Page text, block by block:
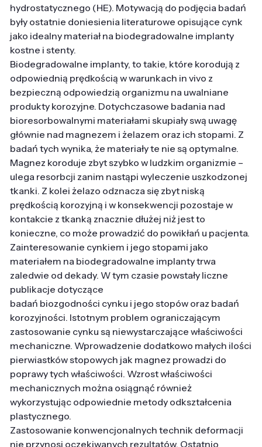
hydrostatycznego (HE). Motywacją do podjęcia badań
były ostatnie doniesienia literaturowe opisujące cynk
jako idealny materiał na biodegradowalne implanty
kostne i stenty.
Biodegradowalne implanty, to takie, które korodują z
odpowiednią prędkością w warunkach in vivo z
bezpieczną odpowiedzią organizmu na uwalniane
produkty korozyjne. Dotychczasowe badania nad
bioresorbowalnymi materiałami skupiały swą uwagę
głównie nad magnezem i żelazem oraz ich stopami. Z
badań tych wynika, że materiały te nie są optymalne.
Magnez koroduje zbyt szybko w ludzkim organizmie –
ulega resorbcji zanim nastąpi wyleczenie uszkodzonej
tkanki. Z kolei żelazo odznacza się zbyt niską
prędkością korozyjną i w konsekwencji pozostaje w
kontakcie z tkanką znacznie dłużej niż jest to
konieczne, co może prowadzić do powikłań u pacjenta.
Zainteresowanie cynkiem i jego stopami jako
materiałem na biodegradowalne implanty trwa
zaledwie od dekady. W tym czasie powstały liczne
publikacje dotyczące
badań biozgodności cynku i jego stopów oraz badań
korozyjności. Istotnym problem ograniczającym
zastosowanie cynku są niewystarczające właściwości
mechaniczne. Wprowadzenie dodatkowo małych ilości
pierwiastków stopowych jak magnez prowadzi do
poprawy tych właściwości. Wzrost właściwości
mechanicznych można osiągnąć również
wykorzystując odpowiednie metody odkształcenia
plastycznego.
Zastosowanie konwencjonalnych technik deformacji
nie przynosi oczekiwanych rezultatów. Ostatnio